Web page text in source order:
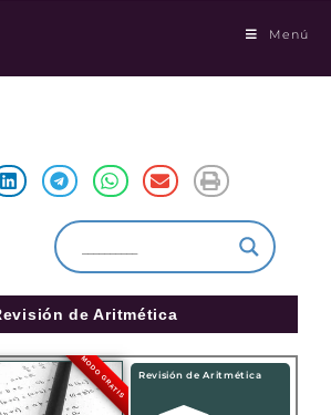
Menú
de Aritmética
MODO GRATIS Revisión de Aritmética